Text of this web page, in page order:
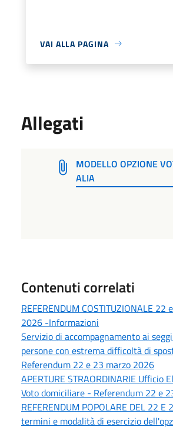
VAI ALLA PAGINA
Allegati
MODELLO OPZIONE
ALIA
Contenuti correlati
REFERENDUM COSTITUZIONALE 22
2026 -Informazioni
Servizio di accompagnamento ai
persone con estrema difficoltà di
Referendum 22 e 23 marzo 2026
APERTURE STRAORDINARIE Ufficio
Voto domiciliare - Referendum 22 e
REFERENDUM POPOLARE DEL 22
termini e modalità di esercizio